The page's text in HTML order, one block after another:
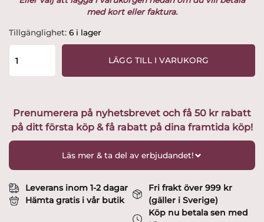
med kort eller faktura.
Tillgänglighet: 6 i lager
Orrefors
-
DIVA
Champagneglas
Design
Erika
Lagerbielke
LÄGG TILL I VARUKORG
Prenumerera på nyhetsbrevet och få 50 kr rabatt
på ditt första köp & få rabatt på dina framtida köp!
Läs mer & ta del av erbjudandet!
Leverans inom 1-2 dagar
Hämta gratis i vår butik
Fri frakt över 999 kr
(gäller i Sverige)
Köp nu betala sen med